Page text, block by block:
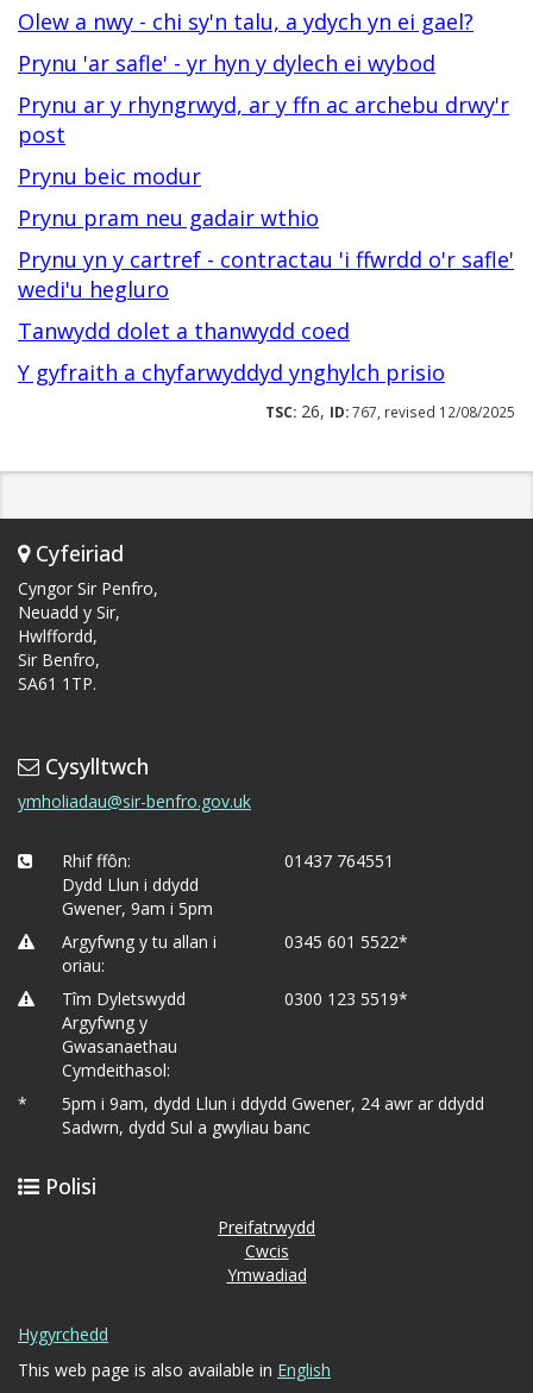
Olew a nwy - chi sy'n talu, a ydych yn ei gael?
Prynu 'ar safle' - yr hyn y dylech ei wybod
Prynu ar y rhyngrwyd, ar y ffn ac archebu drwy'r
post
Prynu beic modur
Prynu pram neu gadair wthio
Prynu yn y cartref - contractau 'i ffwrdd o'r safle'
wedi'u hegluro
Tanwydd dolet a thanwydd coed
Y gyfraith a chyfarwyddyd ynghylch prisio
TSC: 26, ID:767, revised 12/08/2025
Cyfeiriad
Cyngor Sir Penfro,
Neuadd y Sir,
Hwlffordd,
Sir Benfro,
SA61 1TP.
Cysylltwch
ymholiadau@sir-benfro.gov.uk
Rhif ffôn:
Dydd Llun i ddydd
Gwener, 9am i 5pm
01437 764551
Argyfwng y tu allan i
oriau:
0345 601 5522*
Tîm Dyletswydd
Argyfwng y
Gwasanaethau
Cymdeithasol:
0300 123 5519*
*
5pm i 9am, dydd Llun i ddydd Gwener, 24 awr ar ddydd
Sadwrn, dydd Sul a gwyliau banc
Polisi
Preifatrwydd
Cwcis
Ymwadiad
Hygyrchedd
This web page is also available in English